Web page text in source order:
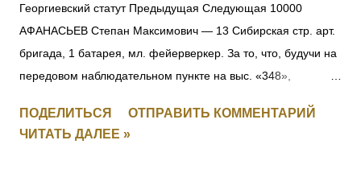
Георгиевский статут Предыдущая Следующая 10000
АФАНАСЬЕВ Степан Максимович — 13 Сибирская стр. арт.
бригада, 1 батарея, мл. фейерверкер. За то, что, будучи на
передовом наблюдательном пункте на выс. «348»,
неприятельской артиллерии, а также подвергаясь
ружейному и пулеметному обстрелу, открыл движение
ПОДЕЛИТЬСЯ
ОТПРАВИТЬ КОММЕНТАРИЙ
ЧИТАТЬ ДАЛЕЕ »